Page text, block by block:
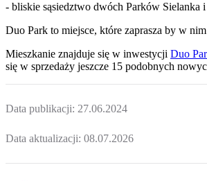
- bliskie sąsiedztwo dwóch Parków Sielanka i
Duo Park to miejsce, które zaprasza by w
Mieszkanie znajduje się w inwestycji Duo
się w sprzedaży jeszcze 15 podobnych
Data publikacji: 27.06.2024
Data aktualizacji: 08.07.2026